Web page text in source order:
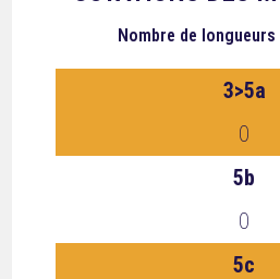
Nombre de longueurs
3>5a
0
5b
0
5c